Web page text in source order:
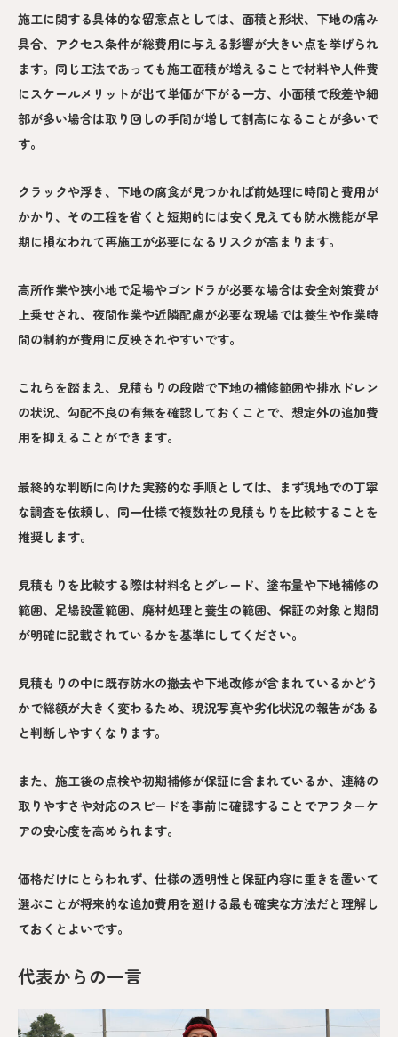
施工に関する具体的な留意点としては、面積と形状、下地の痛み
具合、アクセス条件が総費用に与える影響が大きい点を挙げられ
ます。同じ工法であっても施工面積が増えることで材料や人件費
にスケールメリットが出て単価が下がる一方、小面積で段差や細
部が多い場合は取り回しの手間が増して割高になることが多いで
す。
クラックや浮き、下地の腐食が見つかれば前処理に時間と費用が
かかり、その工程を省くと短期的には安く見えても防水機能が早
期に損なわれて再施工が必要になるリスクが高まります。
高所作業や狭小地で足場やゴンドラが必要な場合は安全対策費が
上乗せされ、夜間作業や近隣配慮が必要な現場では養生や作業時
間の制約が費用に反映されやすいです。
これらを踏まえ、見積もりの段階で下地の補修範囲や排水ドレン
の状況、勾配不良の有無を確認しておくことで、想定外の追加費
用を抑えることができます。
最終的な判断に向けた実務的な手順としては、まず現地での丁寧
な調査を依頼し、同一仕様で複数社の見積もりを比較することを
推奨します。
見積もりを比較する際は材料名とグレード、塗布量や下地補修の
範囲、足場設置範囲、廃材処理と養生の範囲、保証の対象と期間
が明確に記載されているかを基準にしてください。
見積もりの中に既存防水の撤去や下地改修が含まれているかどう
かで総額が大きく変わるため、現況写真や劣化状況の報告がある
と判断しやすくなります。
また、施工後の点検や初期補修が保証に含まれているか、連絡の
取りやすさや対応のスピードを事前に確認することでアフターケ
アの安心度を高められます。
価格だけにとらわれず、仕様の透明性と保証内容に重きを置いて
選ぶことが将来的な追加費用を避ける最も確実な方法だと理解し
ておくとよいです。
代表からの一言